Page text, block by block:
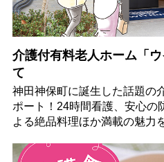
介護付有料老人ホーム「
て
神田神保町に誕生した話題の
ポート！24時間看護、安心の
よる絶品料理ほか満載の魅力